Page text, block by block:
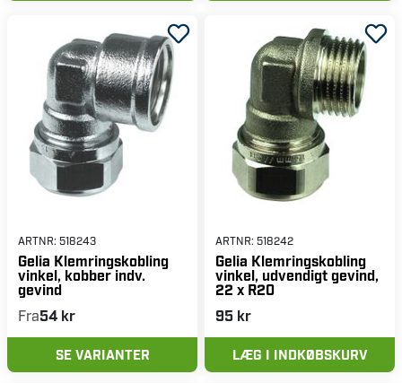
ARTNR: 518243
Gelia Klemringskobling
vinkel, kobber indv.
gevind
Fra54 kr
SE VARIANTER
ARTNR: 518242
Gelia Klemringskobling
vinkel, udvendigt gevind,
22 x R20
95 kr
LÆG I INDKØBSKURV